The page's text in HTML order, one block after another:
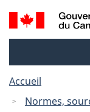
Recherche
et
Accueil
Normes,